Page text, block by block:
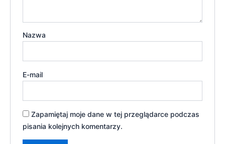
Nazwa
E-mail
Zapamiętaj moje dane w tej przeglądarce podczas
pisania kolejnych komentarzy.